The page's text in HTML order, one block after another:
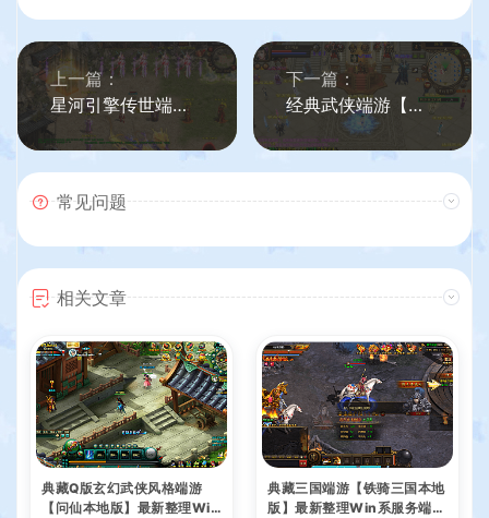
上一篇：
星河引擎传世端游【剑破苍穹微变三大陆】最新整理Win系服务端+彩虹登陆器+客户端+详细搭建教程
下一篇：
经典武侠端游【天龙八部之凤舞九天】最新整理单机一键即玩镜像端+Linux手工服务端+PC客户端+GM工具+详细搭建教程
常见问题
相关文章
典藏Q版玄幻武侠风格端游
【问仙本地版】最新整理Win
典藏三国端游【铁骑三国本地
版】最新整理Win系服务端+